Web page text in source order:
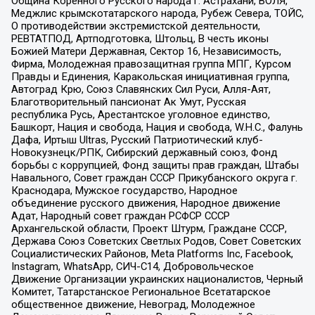
Меджлис крымскотатарского народа, Рубеж Севера, ТОЙС,
О противодействии экстремистской деятельности,
РЕВТАТПОД, Артподготовка, Штольц, В честь иконы
Божией Матери Державная, Сектор 16, Независимость,
Фирма, Молодежная правозащитная группа МПГ, Курсом
Правды и Единения, Каракольская инициативная группа,
Автоград Крю, Союз Славянских Сил Руси, Алля-Аят,
Благотворительный пансионат Ак Умут, Русская
республика Русь, Арестантское уголовное единство,
Башкорт, Нация и свобода, Нация и свобода, W.H.С., Фалунь
Дафа, Иртыш Ultras, Русский Патриотический клуб-
Новокузнецк/РПК, Сибирский державный союз, Фонд
борьбы с коррупцией, Фонд защиты прав граждан, Штабы
Навального, Совет граждан СССР Прикубанского округа г.
Краснодара, Мужское государство, Народное
объединение русского движения, Народное движение
Адат, Народный совет граждан РСФСР СССР
Архангельской области, Проект Штурм, Граждане СССР,
Держава Союз Советских Светлых Родов, Совет Советских
Социалистических Районов, Meta Platforms Inc, Facebook,
Instagram, WhatsApp, СИЧ-С14, Добровольческое
Движение Организации украинских националистов, Черный
Комитет, Татарстанское Региональное Всетатарское
общественное движение, Невоград, Молодежное